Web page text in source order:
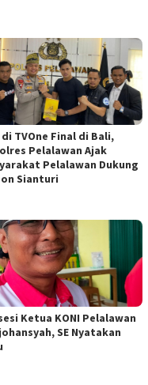
di TVOne Final di Bali,
Pelalawan Ajak
Pelalawan Dukung
Sianturi
Ketua KONI Pelalawan
SE Nyatakan